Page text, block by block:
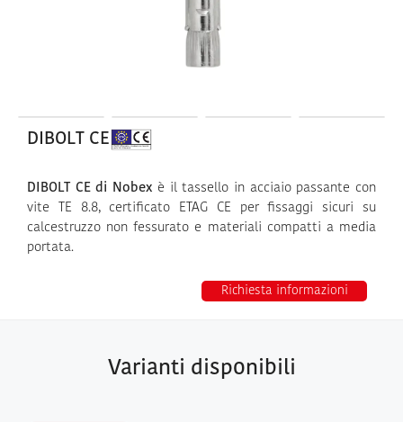
DIBOLT CE
DIBOLT CE di Nobex è il tassello in acciaio passante con
vite TE 8.8, certificato ETAG CE per fissaggi sicuri su
calcestruzzo non fessurato e materiali compatti a media
portata.
Richiesta informazioni
Varianti disponibili